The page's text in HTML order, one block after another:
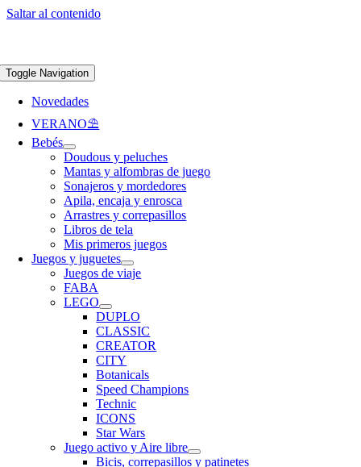
Saltar al contenido
Toggle Navigation
Novedades
VERANO⛱️​
Bebés
Doudous y peluches
Mantas y alfombras de juego
Sonajeros y mordedores
Apila, encaja y enrosca
Arrastres y correpasillos
Libros de tela
Mis primeros juegos
Juegos y juguetes
Juegos de viaje
FABA
LEGO
DUPLO
CLASSIC
CREATOR
CITY
Botanicals
Speed Champions
Technic
ICONS
Star Wars
Juego activo y Aire libre
Bicis, correpasillos y patinetes